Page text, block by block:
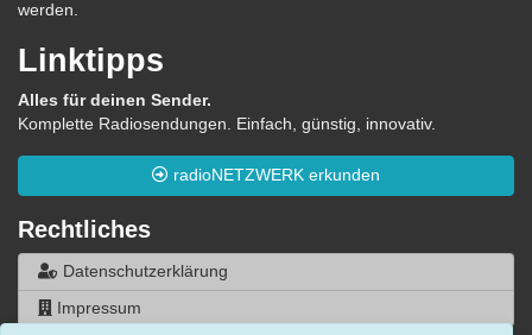
werden.
Linktipps
Alles für deinen Sender.
Komplette Radiosendungen. Einfach, günstig, innovativ.
radioNETZWERK erkunden
Rechtliches
Datenschutzerklärung
Impressum